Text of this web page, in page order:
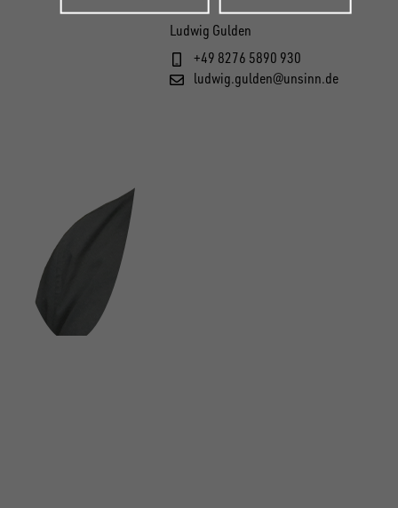
Ludwig Gulden
+49 8276 5890 930
ludwig.gulden@unsinn.de